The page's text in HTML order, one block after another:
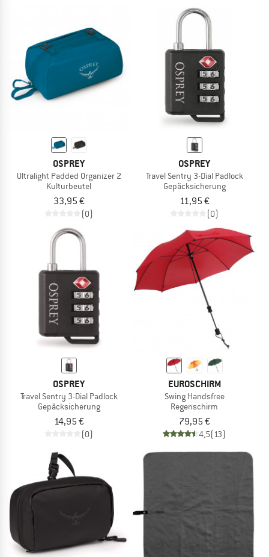
OSPREY
Ultralight Padded Organizer 2
Kulturbeutel
33,95 €
(0)
OSPREY
Travel Sentry 3-Dial Padlock
Gepäcksicherung
11,95 €
(0)
OSPREY
Travel Sentry 3-Dial Padlock
Gepäcksicherung
14,95 €
(0)
EUROSCHIRM
Swing Handsfree
Regenschirm
79,95 €
4,5(13)